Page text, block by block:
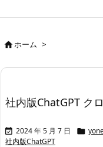
ホーム >
社内版ChatGPT ク
 2024 年 5 月 7 日 
社内版ChatGPT